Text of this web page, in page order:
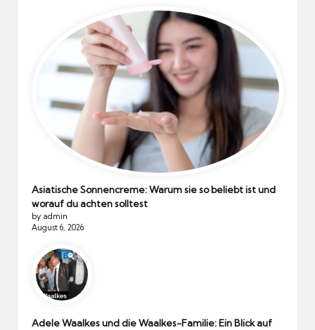
Asiatische Sonnencreme: Warum sie so beliebt ist und
worauf du achten solltest
by admin
August 6, 2026
Adele Waalkes und die Waalkes-Familie: Ein Blick auf